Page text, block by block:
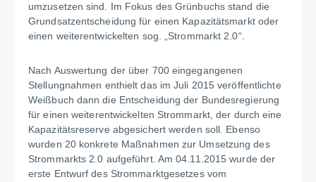
umzusetzen sind. Im Fokus des Grünbuchs stand die
Grundsatzentscheidung für einen Kapazitätsmarkt oder
einen weiterentwickelten sog. „Strommarkt 2.0“.
Nach Auswertung der über 700 eingegangenen
Stellungnahmen enthielt das im Juli 2015 veröffentlichte
Weißbuch dann die Entscheidung der Bundesregierung
für einen weiterentwickelten Strommarkt, der durch eine
Kapazitätsreserve abgesichert werden soll. Ebenso
wurden 20 konkrete Maßnahmen zur Umsetzung des
Strommarkts 2.0 aufgeführt. Am 04.11.2015 wurde der
erste Entwurf des Strommarktgesetzes vom